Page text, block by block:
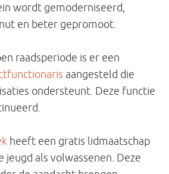
wordt gemoderniseerd,
en beter gepromoot.
raadsperiode is er een
aangesteld die
ondersteunt. Deze functie
heeft een gratis lidmaatschap
jeugd als volwassenen. Deze